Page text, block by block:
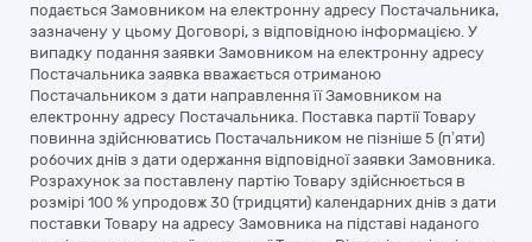
подається Замовником на електронну адресу Постачальника,
зазначену у цьому Договорі, з відповідною інформацією. У
випадку подання заявки Замовником на електронну адресу
Постачальника заявка вважається отриманою
Постачальником з дати направлення її Замовником на
електронну адресу Постачальника. Поставка партії Товару
повинна здійснюватись Постачальником не пізніше 5 (п’яти)
робочих днів з дати одержання відповідної заявки Замовника.
Розрахунок за поставлену партію Товару здійснюється в
розмірі 100 % упродовж 30 (тридцяти) календарних днів з дати
поставки Товару на адресу Замовника на підставі наданого